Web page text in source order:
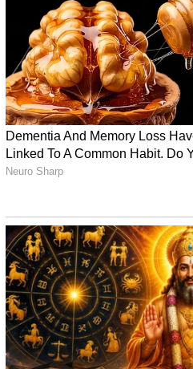
விஜய்யின் பீஸ்ட்
நாளில் தமிழகத்தில்
மூன்றாவது
அமோக